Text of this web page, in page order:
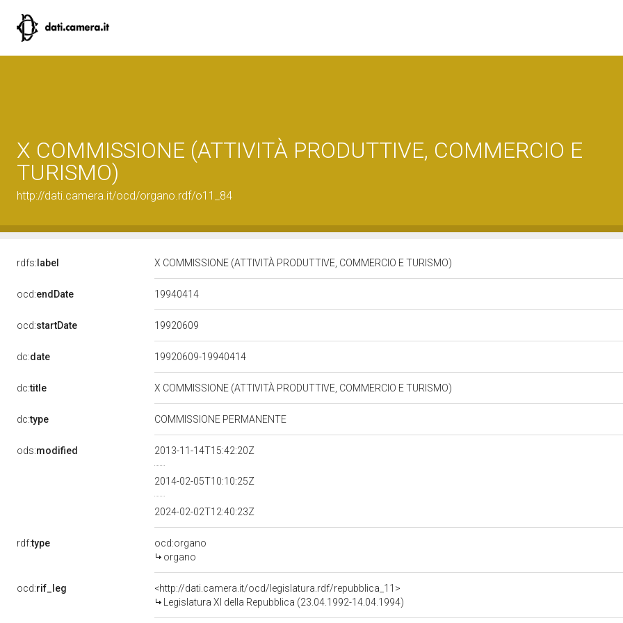
X COMMISSIONE (ATTIVITÀ PRODUTTIVE, COMMERCIO E
TURISMO)
http://dati.camera.it/ocd/organo.rdf/o11_84
rdfs: label X COMMISSIONE (ATTIVITÀ PRODUTTIVE, COMMERCIO E TURISMO)
ocd:endDate 19940414
ocd:startDate 19920609
dc:date 19920609-19940414
dc:title X COMMISSIONE (ATTIVITÀ PRODUTTIVE, COMMERCIO E TURISMO)
dc:type COMMISSIONE PERMANENTE
ods:modified 2013-11-14T15:42:20Z
2014-02-05T10:10:25Z
2024-02-02T12:40:23Z
rdf:type
ocd:organo
organo
ocd:rif_leg
<http://dati.camera.it/ocd/legislatura.rdf/repubblica_11>
Legislatura XI della Repubblica (23.04.1992-14.04.1994)